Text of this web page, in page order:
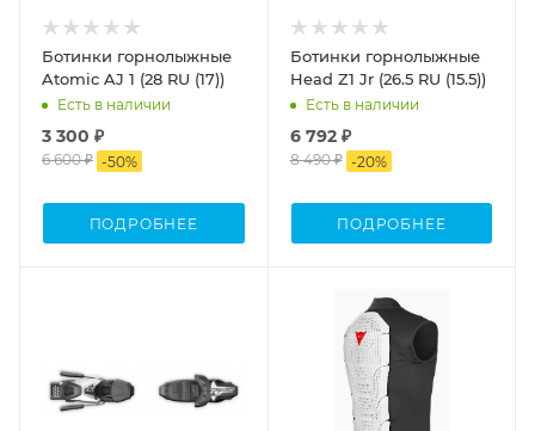
Ботинки горнолыжные
Atomic AJ 1 (28 RU (17))
Есть в наличии
3 300 ₽
6 600 ₽ -50%
ПОДРОБНЕЕ
Ботинки горнолыжные
Head Z1 Jr (26.5 RU (15.5))
Есть в наличии
6 792 ₽
8 490 ₽ -20%
ПОДРОБНЕЕ